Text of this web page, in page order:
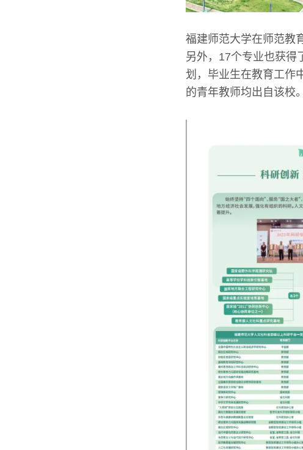
福建师范大学在师范教
另外，17个专业也获得
划，毕业生在教育工作
的青年教师均出自该校。